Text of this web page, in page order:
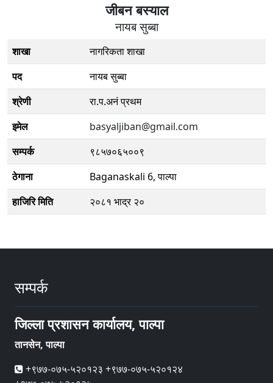
जीबन बस्याल
नायब सुब्बा
शाखा
नागरिकता शाखा
पद
नायब सुब्बा
श्रेणी
रा.प.अनं प्रथम
इमेल
basyaljiban@gmail.com
सम्पर्क
९८५७०६५००९
ठेगाना
Baganaskali 6, पाल्पा
हाजिरि मिति
२०८१ भाद्र २०
सम्पर्क
जिल्ला प्रशासन कार्यालय, पाल्पा
तानसेन, पाल्पा
+९७७-०७५-५२०१२३ +९७७-०७५-५२०१२४